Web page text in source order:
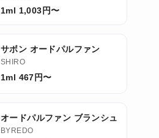
1ml 1,003円〜
サボン オードパルファン
SHIRO
1ml 467円〜
オードパルファン ブランシュ
BYREDO